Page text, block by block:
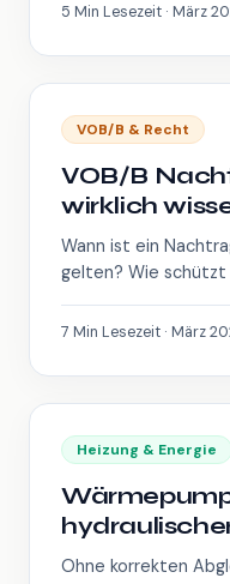
5 Min Lesezeit · März
VOB/B & Recht
VOB/B
wirklich
Wann ist ein
gelten? Wie schützt
7 Min Lesezeit · März
Heizung & Energie
Ohne korrekten